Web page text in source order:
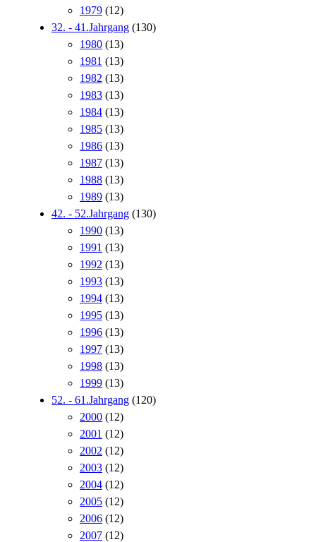
1979 (12)
32. - 41.Jahrgang (130)
1980 (13)
1981 (13)
1982 (13)
1983 (13)
1984 (13)
1985 (13)
1986 (13)
1987 (13)
1988 (13)
1989 (13)
42. - 52.Jahrgang (130)
1990 (13)
1991 (13)
1992 (13)
1993 (13)
1994 (13)
1995 (13)
1996 (13)
1997 (13)
1998 (13)
1999 (13)
52. - 61.Jahrgang (120)
2000 (12)
2001 (12)
2002 (12)
2003 (12)
2004 (12)
2005 (12)
2006 (12)
2007 (12)